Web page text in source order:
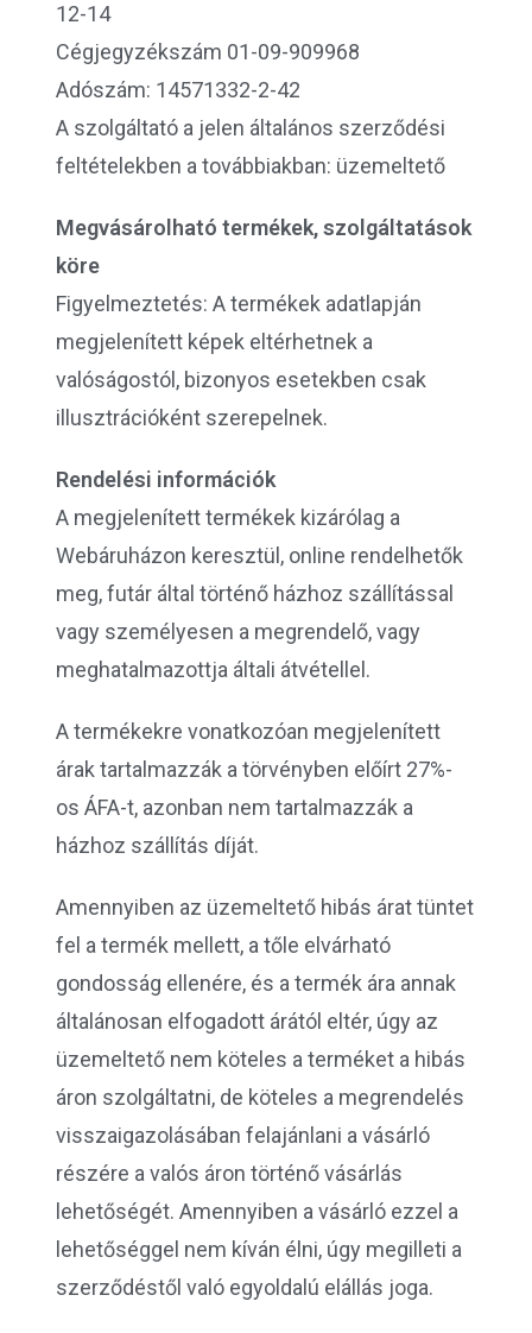
12-14
Cégjegyzékszám 01-09-909968
Adószám: 14571332-2-42
A szolgáltató a jelen általános szerződési
feltételekben a továbbiakban: üzemeltető
Megvásárolható termékek, szolgáltatások
köre
Figyelmeztetés: A termékek adatlapján
megjelenített képek eltérhetnek a
valóságostól, bizonyos esetekben csak
illusztrációként szerepelnek.
Rendelési információk
A megjelenített termékek kizárólag a
Webáruházon keresztül, online rendelhetők
meg, futár által történő házhoz szállítással
vagy személyesen a megrendelő, vagy
meghatalmazottja általi átvétellel.
A termékekre vonatkozóan megjelenített
árak tartalmazzák a törvényben előírt 27%-
os ÁFA-t, azonban nem tartalmazzák a
házhoz szállítás díját.
Amennyiben az üzemeltető hibás árat tüntet
fel a termék mellett, a tőle elvárható
gondosság ellenére, és a termék ára annak
általánosan elfogadott árától eltér, úgy az
üzemeltető nem köteles a terméket a hibás
áron szolgáltatni, de köteles a megrendelés
visszaigazolásában felajánlani a vásárló
részére a valós áron történő vásárlás
lehetőségét. Amennyiben a vásárló ezzel a
lehetőséggel nem kíván élni, úgy megilleti a
szerződéstől való egyoldalú elállás joga.